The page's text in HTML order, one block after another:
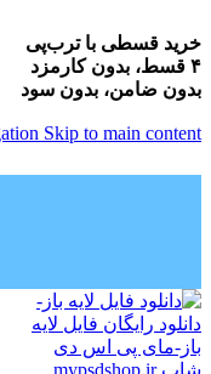
خرید قسطی با ترب‌پی
۴ قسط، بدون کارمزد
بدون ضامن، بدون سود
Skip to main content